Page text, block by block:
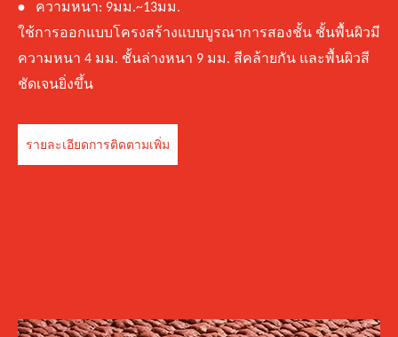
• ความหนา: 9มม.~13มม.
ใช้การออกแบบโครงสร้างแบบบูรณาการสองชั้น ชั้นพื้นผิวมี
ความหนา 4 มม. ชั้นล่างหนา 9 มม. สีคล้ายกัน และพื้นผิวสี
ชัดเจนยิ่งขึ้น
รายละเอียดการติดตามเพิ่ม